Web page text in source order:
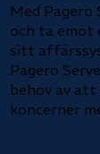
Med Pagero
och ta
sitt
Pagero
behov av
koncerner